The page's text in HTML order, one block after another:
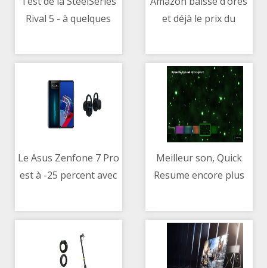
Rival 5 - à quelques
perfection
et déjà le prix du
Le Asus Zenfone 7 Pro
est à -25 percent avec
offerts chez
Meilleur son, Quick
Resume encore plus
s’améliore encore